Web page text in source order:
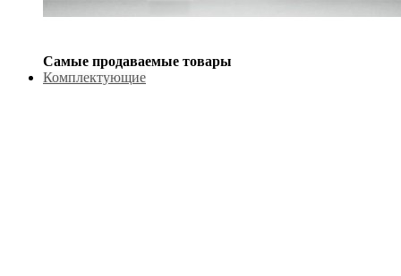
Самые продаваемые товары
Комплектующие